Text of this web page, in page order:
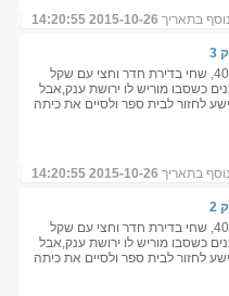
נוסף בתאריך 2015-10-26 14:20:55
אלישע הוא בטלן בן 40, שחי בדירת חדר וחצי עם שקל
כשסבו מוריש לו ירושת ענק,אבל
לחזור לבית ספר ולסיים את כיתה
נוסף בתאריך 2015-10-26 14:20:55
אלישע הוא בטלן בן 40, שחי בדירת חדר וחצי עם שקל
כשסבו מוריש לו ירושת ענק,אבל
לחזור לבית ספר ולסיים את כיתה